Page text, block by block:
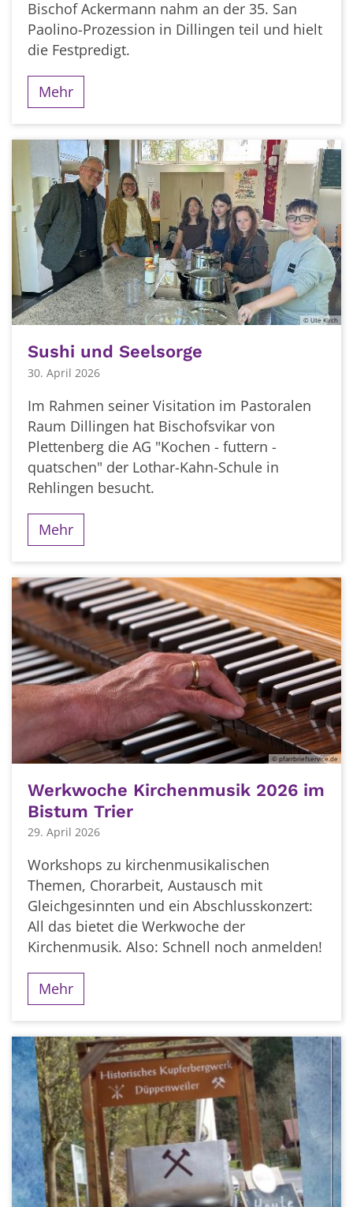
Bischof Ackermann nahm an der 35. San
Paolino-Prozession in Dillingen teil und hielt
die Festpredigt.
Mehr
© Ute Kirch
Sushi und Seelsorge
30. April 2026
Im Rahmen seiner Visitation im Pastoralen
Raum Dillingen hat Bischofsvikar von
Plettenberg die AG "Kochen - futtern -
quatschen" der Lothar-Kahn-Schule in
Rehlingen besucht.
Mehr
© pfarrbriefservice.de
Werkwoche Kirchenmusik 2026 im
Bistum Trier
29. April 2026
Workshops zu kirchenmusikalischen
Themen, Chorarbeit, Austausch mit
Gleichgesinnten und ein Abschlusskonzert:
All das bietet die Werkwoche der
Kirchenmusik. Also: Schnell noch anmelden!
Mehr